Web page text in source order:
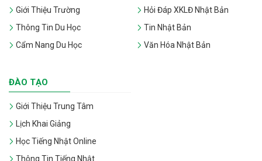
Giới Thiệu Trường
Thông Tin Du Học
Cẩm Nang Du Học
Hỏi Đáp XKLĐ Nhật Bản
Tin Nhật Bản
Văn Hóa Nhật Bản
ĐÀO TẠO
Giới Thiệu Trung Tâm
Lịch Khai Giảng
Học Tiếng Nhật Online
Thông Tin Tiếng Nhật